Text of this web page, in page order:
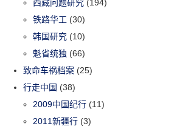
西藏问题研究 (194)
铁路华工 (30)
韩国研究 (10)
魁省统独 (66)
致命车祸档案 (25)
行走中国 (38)
2009中国纪行 (11)
2011新疆行 (3)